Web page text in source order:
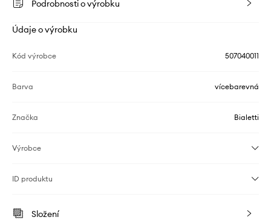
Podrobnosti o výrobku
Údaje o výrobku
Kód výrobce 507040011
Barva vícebarevná
Značka Bialetti
Výrobce
ID produktu
Složení